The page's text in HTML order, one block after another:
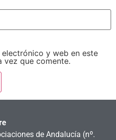
y web en este
vez que comente.
de Andalucía (nº.